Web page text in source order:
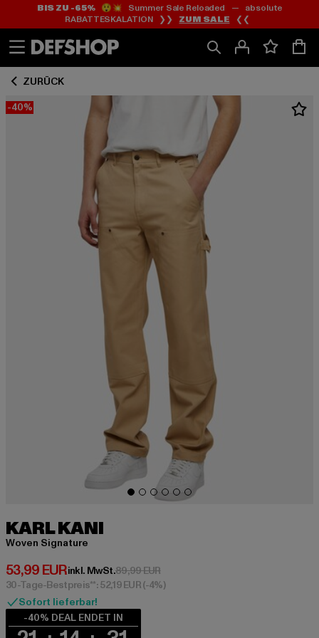
Zum
Inhalt
springen
Zum
Fußzeile
springen
BIS ZU -65%😲💥 Summer Sale Reloaded — absolute
RABATTESKALATION ❯❯ ZUM SALE ❮❮
ZURÜCK
-40%
KARL KANI
Woven Signature
53,99 EUR
Derzeitiger Preis: 53,99 EUR
inkl. MwSt.89,99 EURAktionspreis: 89,99 EUR
30-Tage-Bestpreis**: 52,19 EUR(-4%)
Sofort lieferbar!
-40% DEAL ENDET IN